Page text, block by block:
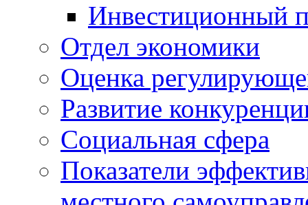
Инвестиционный
Отдел экономики
Оценка
Развитие
Социальная сфера
Показатели